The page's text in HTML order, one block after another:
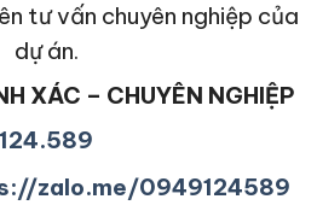
tư vấn chuyên nghiệp của
dự án.
XÁC – CHUYÊN NGHIỆP
zalo.me/0949124589